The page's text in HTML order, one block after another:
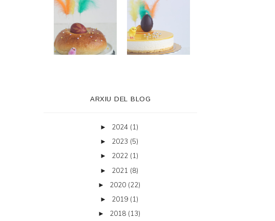
ARXIU DEL BLOG
► 2024 (1)
► 2023 (5)
► 2022 (1)
► 2021 (8)
► 2020 (22)
► 2019 (1)
► 2018 (13)